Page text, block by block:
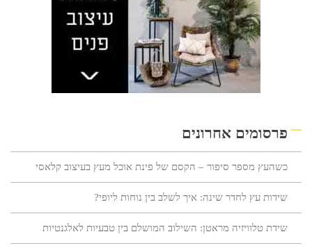
פרסומים אחרונים
כשהעץ מספר סיפור – הקסם של פינת אוכל מעץ בעיצוב קלאסי
שידות עץ לחדר שינה: איך לשלב בין נוחות ליופי?
שידת טלוויזיה מראטן: השילוב המושלם בין טבעיות לאלגנטיות